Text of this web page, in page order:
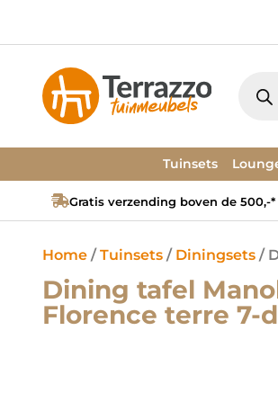
Tuinsets
Gratis verzending boven de 500,-*
Home /Tuinsets / Diningsets /
Dining tafel
Florence terre 7-